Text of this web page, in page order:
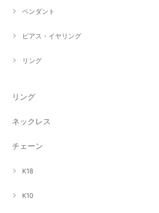
ペンダント
ピアス・イヤリング
リング
リング
ネックレス
チェーン
K18
K10